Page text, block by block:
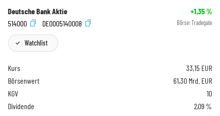
Deutsche Bank Aktie +1,35%
514000
DE0005140008 Börse: Tradegate
Watchlist
Kurs 33,15 EUR
Börsenwert
61,30 Mrd. EUR
KGV
10
Dividende
2,09 %